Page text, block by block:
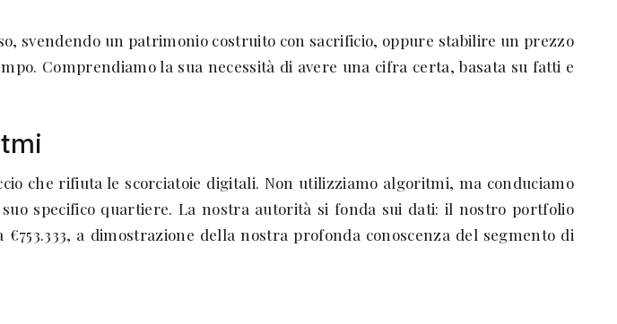
svendendo un patrimonio costruito con sacrificio, oppure stabilire un prezzo
Comprendiamo la sua necessità di avere una cifra certa, basata su fatti e
che rifiuta le scorciatoie digitali. Non utilizziamo algoritmi, ma conduciamo
specifico quartiere. La nostra autorità si fonda sui dati: il nostro portfolio
a dimostrazione della nostra profonda conoscenza del segmento di